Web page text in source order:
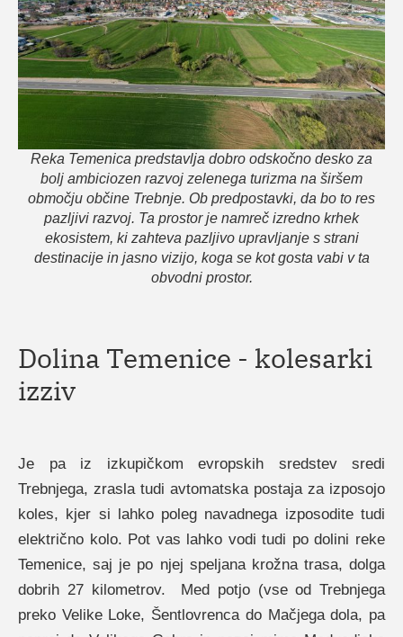
Reka Temenica predstavlja dobro odskočno desko za
bolj ambiciozen razvoj zelenega turizma na širšem
območju občine Trebnje. Ob predpostavki, da bo to res
pazljivi razvoj. Ta prostor je namreč izredno krhek
ekosistem, ki zahteva pazljivo upravljanje s strani
destinacije in jasno vizijo, koga se kot gosta vabi v ta
obvodni prostor.
Dolina Temenice - kolesarki
izziv
Je pa iz izkupičkom evropskih sredstev sredi
Trebnjega, zrasla tudi avtomatska postaja za izposojo
koles, kjer si lahko poleg navadnega izposodite tudi
električno kolo. Pot vas lahko vodi tudi po dolini reke
Temenice, saj je po njej speljana krožna trasa, dolga
dobrih 27 kilometrov. Med potjo (vse od Trebnjega
preko Velike Loke, Šentlovrenca do Mačjega dola, pa